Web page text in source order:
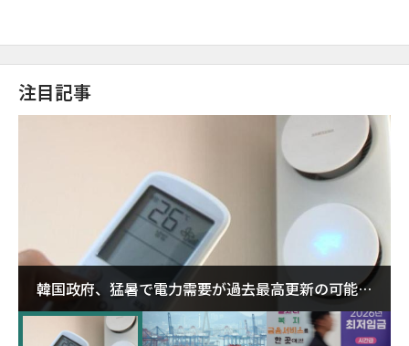
注目記事
韓国政府、猛暑で電力需要が過去最高更新の可能性
に需給対応体制を点検